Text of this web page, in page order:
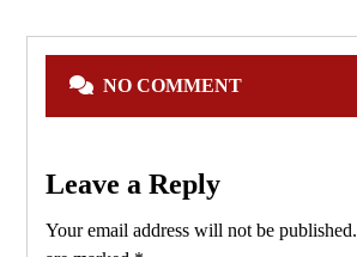
NO COMMENT
Leave a Reply
Your email address will not be published.